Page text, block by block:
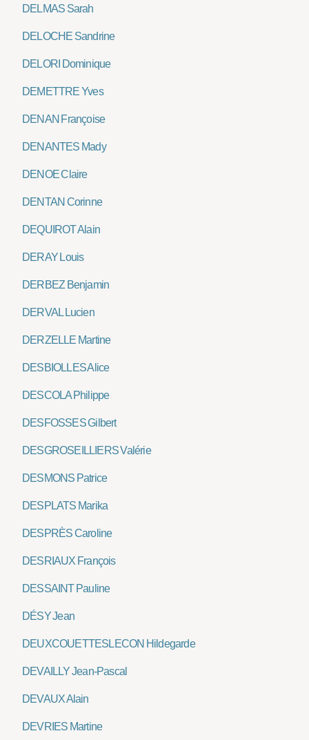
DELMAS Sarah
DELOCHE Sandrine
DELORI Dominique
DEMETTRE Yves
DENAN Françoise
DENANTES Mady
DENOE Claire
DENTAN Corinne
DEQUIROT Alain
DERAY Louis
DERBEZ Benjamin
DERVAL Lucien
DERZELLE Martine
DESBIOLLES Alice
DESCOLA Philippe
DESFOSSES Gilbert
DESGROSEILLIERS Valérie
DESMONS Patrice
DESPLATS Marika
DESPRÈS Caroline
DESRIAUX François
DESSAINT Pauline
DÉSY Jean
DEUXCOUETTESLECON Hildegarde
DEVAILLY Jean-Pascal
DEVAUX Alain
DEVRIES Martine